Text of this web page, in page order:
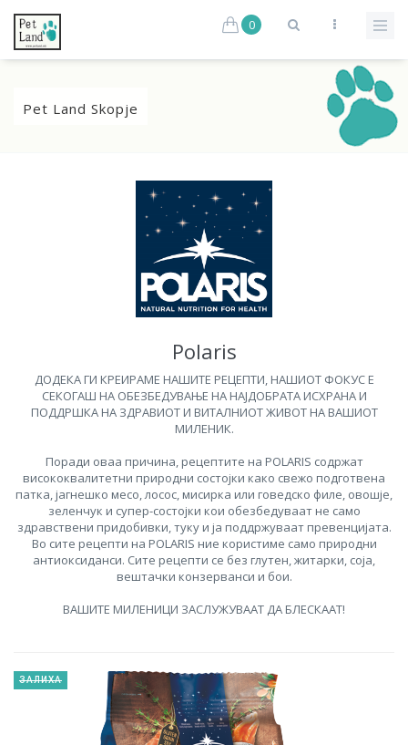
0
Pet Land Skopje
Polaris
ДОДЕКА ГИ КРЕИРАМЕ НАШИТЕ РЕЦЕПТИ, НАШИОТ ФОКУС Е
СЕКОГАШ НА ОБЕЗБЕДУВАЊЕ НА НАЈДОБРАТА ИСХРАНА И
ПОДДРШКА НА ЗДРАВИОТ И ВИТАЛНИОТ ЖИВОТ НА ВАШИОТ
МИЛЕНИК.
Поради оваа причина, рецептите на POLARIS содржат
висококвалитетни природни состојки како свежо подготвена
патка, јагнешко месо, лосос, мисирка или говедско филе, овошје,
зеленчук и супер-состојки кои обезбедуваат не само
здравствени придобивки, туку и ја поддржуваат превенцијата.
Во сите рецепти на POLARIS ние користиме само природни
антиоксиданси. Сите рецепти се без глутен, житарки, соја,
вештачки конзерванси и бои.
ВАШИТЕ МИЛЕНИЦИ ЗАСЛУЖУВААТ ДА БЛЕСКААТ!
ЗАЛИХА